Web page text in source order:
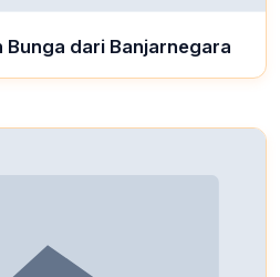
Bunga dari Banjarnegara